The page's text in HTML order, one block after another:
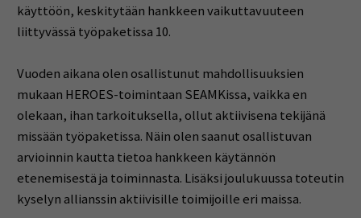
käyttöön, keskitytään hankkeen vaikuttavuuteen
liittyvässä työpaketissa 10.
Vuoden aikana olen osallistunut mahdollisuuksien
mukaan HEROES-toimintaan SEAMKissa, vaikka en
olekaan, ihan tarkoituksella, ollut aktiivisena tekijänä
missään työpaketissa. Näin olen saanut osallistuvan
arvioinnin kautta tietoa hankkeen käytännön
etenemisestä ja toiminnasta. Lisäksi joulukuussa toteutin
kyselyn allianssin aktiivisille toimijoille eri maissa.